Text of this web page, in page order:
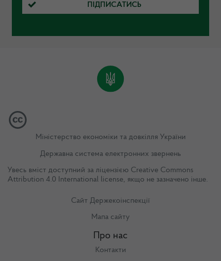
ПІДПИСАТИСЬ
Міністерство економіки та довкілля України
Державна система електронних звернень
Увесь вміст доступний за ліцензією Creative Commons
Attribution 4.0 International license, якщо не зазначено інше.
Сайт Держекоінспекції
Мапа сайту
Про нас
Контакти